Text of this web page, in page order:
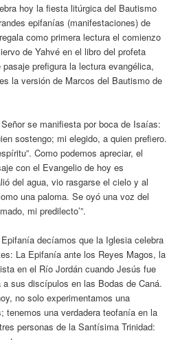
hoy la fiesta litúrgica del Bautismo
epifanías (manifestaciones) de
como primera lectura el comienzo
de Yahvé en el libro del profeta
prefigura la lectura evangélica,
la versión de Marcos del Bautismo de
se manifiesta por boca de Isaías:
sostengo; mi elegido, a quien prefiero.
Como podemos apreciar, el
con el Evangelio de hoy es
del agua, vio rasgarse el cielo y al
una paloma. Se oyó una voz del
mi predilecto’”.
decíamos que la Iglesia celebra
La Epifanía ante los Reyes Magos, la
en el Río Jordán cuando Jesús fue
sus discípulos en las Bodas de Caná.
no solo experimentamos una
tenemos una verdadera teofanía en la
personas de la Santísima Trinidad: